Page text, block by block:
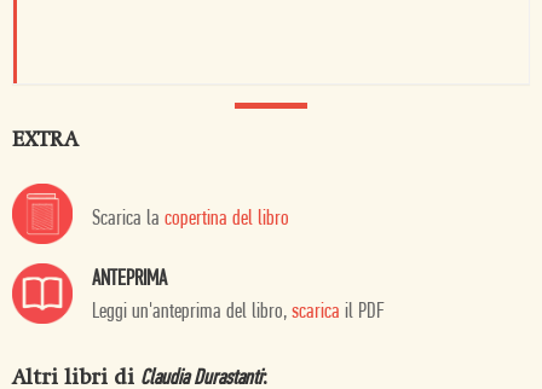
EXTRA
Scarica la copertina del libro
ANTEPRIMA
Leggi un'anteprima del libro, scarica il PDF
Altri libri di Claudia Durastanti: